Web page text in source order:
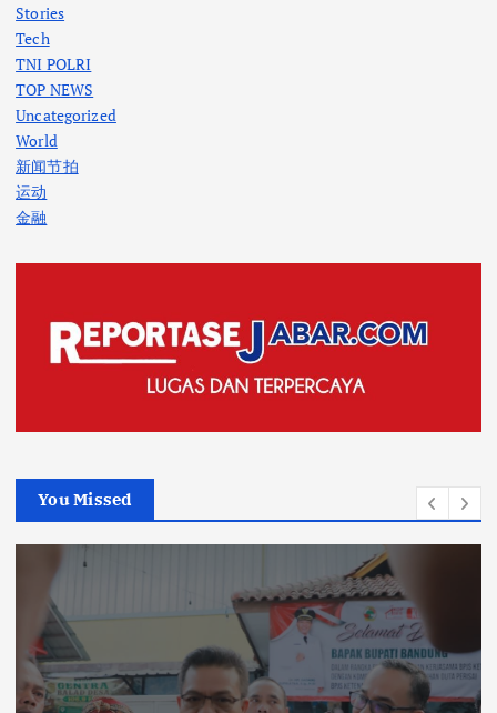
Stories
Tech
TNI POLRI
TOP NEWS
Uncategorized
World
新闻节拍
运动
金融
You Missed